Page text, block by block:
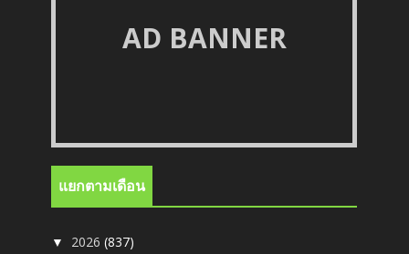
AD BANNER
แยกตามเดือน
▼ 2026(837)